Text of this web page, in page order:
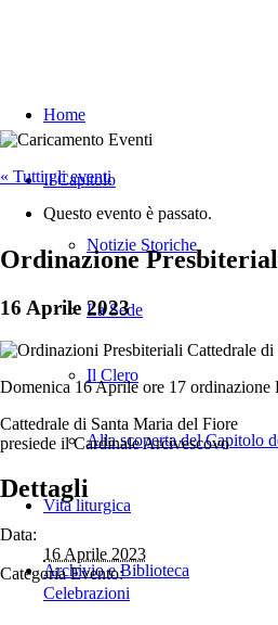
Home
Il Capitolo
Notizie Storiche
La Sede
Il Clero
Alla scoperta del Capitolo
Vita liturgica
Archivio e Biblioteca
« Tutti gli eventi
Questo evento è passato.
Ordinazione
16 Aprile 2023
Domenica 16 Aprile ore 17 ordinazione
Cattedrale di Santa Maria del Fiore
presiede il Cardinale Arcivescovo
Dettagli
Data:
16 Aprile 2023
Categoria Evento:
Celebrazioni